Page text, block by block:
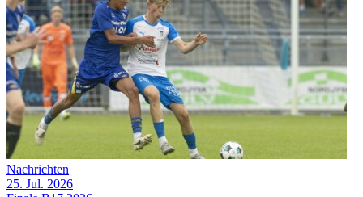
Nachrichten
25. Jul. 2026